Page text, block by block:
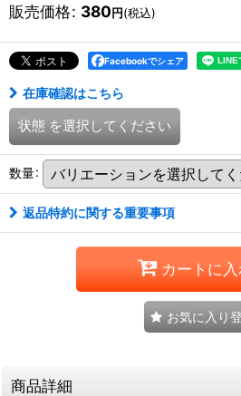
販売価格: 380円(税込)
Facebookでシェア
在庫確認はこちら
状態 を選択してください
数量:
返品特約に関する重要事項
カートに
お気に入り
商品詳細